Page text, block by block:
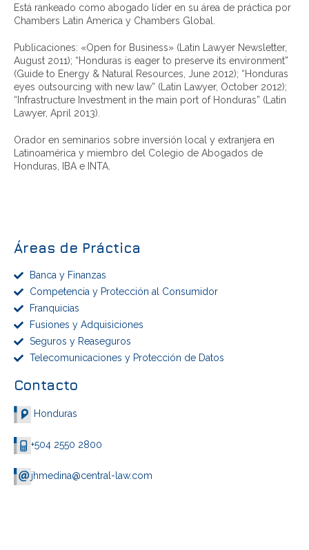
Está rankeado como abogado líder en su área de práctica por
Chambers Latin America y Chambers Global.
Publicaciones: «Open for Business» (Latin Lawyer Newsletter,
August 2011); “Honduras is eager to preserve its environment”
(Guide to Energy & Natural Resources, June 2012); “Honduras
eyes outsourcing with new law” (Latin Lawyer, October 2012);
“Infrastructure Investment in the main port of Honduras” (Latin
Lawyer, April 2013).
Orador en seminarios sobre inversión local y extranjera en
Latinoamérica y miembro del Colegio de Abogados de
Honduras, IBA e INTA.
Áreas de Práctica
Banca y Finanzas
Competencia y Protección al Consumidor
Franquicias
Fusiones y Adquisiciones
Seguros y Reaseguros
Telecomunicaciones y Protección de Datos
Contacto
Honduras
+504 2550 2800
jhmedina@central-law.com